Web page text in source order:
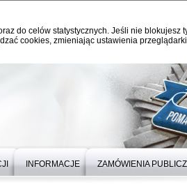
do celów statystycznych. Jeśli nie blokujesz
cookies, zmieniając ustawienia
INFORMACJE ZAMÓWIENIA